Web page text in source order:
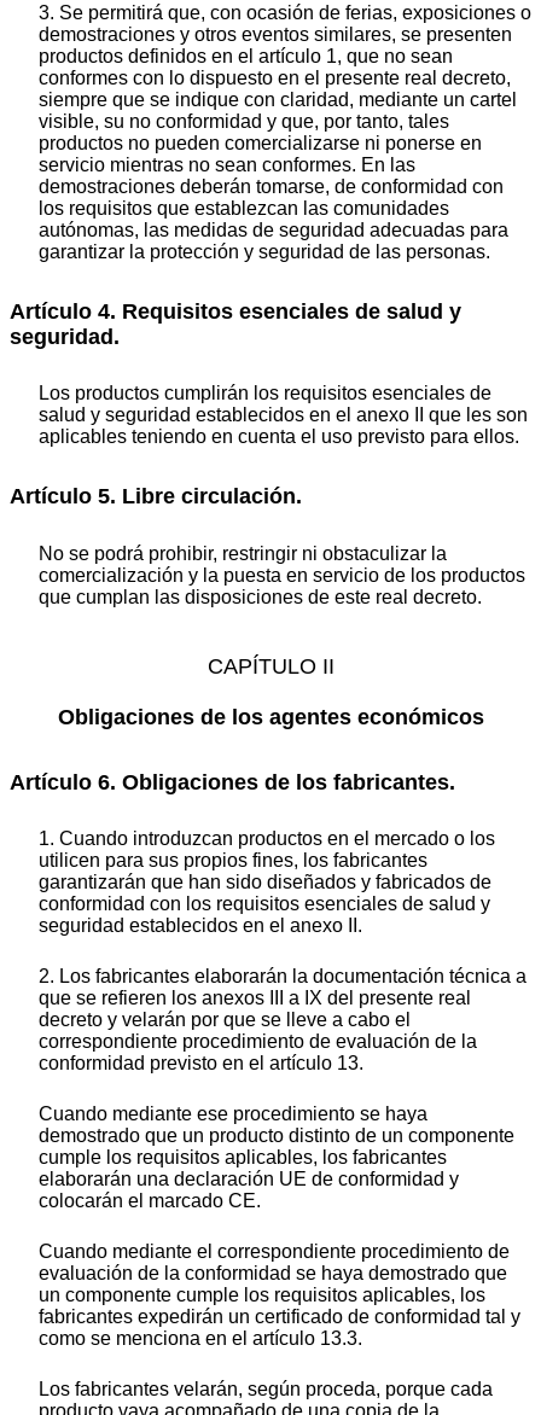
3. Se permitirá que, con ocasión de ferias, exposiciones o
demostraciones y otros eventos similares, se presenten
productos definidos en el artículo 1, que no sean
conformes con lo dispuesto en el presente real decreto,
siempre que se indique con claridad, mediante un cartel
visible, su no conformidad y que, por tanto, tales
productos no pueden comercializarse ni ponerse en
servicio mientras no sean conformes. En las
demostraciones deberán tomarse, de conformidad con
los requisitos que establezcan las comunidades
autónomas, las medidas de seguridad adecuadas para
garantizar la protección y seguridad de las personas.
Artículo 4. Requisitos esenciales de salud y
seguridad.
Los productos cumplirán los requisitos esenciales de
salud y seguridad establecidos en el anexo II que les son
aplicables teniendo en cuenta el uso previsto para ellos.
Artículo 5. Libre circulación.
No se podrá prohibir, restringir ni obstaculizar la
comercialización y la puesta en servicio de los productos
que cumplan las disposiciones de este real decreto.
CAPÍTULO II
Obligaciones de los agentes económicos
Artículo 6. Obligaciones de los fabricantes.
1. Cuando introduzcan productos en el mercado o los
utilicen para sus propios fines, los fabricantes
garantizarán que han sido diseñados y fabricados de
conformidad con los requisitos esenciales de salud y
seguridad establecidos en el anexo II.
2. Los fabricantes elaborarán la documentación técnica a
que se refieren los anexos III a IX del presente real
decreto y velarán por que se lleve a cabo el
correspondiente procedimiento de evaluación de la
conformidad previsto en el artículo 13.
Cuando mediante ese procedimiento se haya
demostrado que un producto distinto de un componente
cumple los requisitos aplicables, los fabricantes
elaborarán una declaración UE de conformidad y
colocarán el marcado CE.
Cuando mediante el correspondiente procedimiento de
evaluación de la conformidad se haya demostrado que
un componente cumple los requisitos aplicables, los
fabricantes expedirán un certificado de conformidad tal y
como se menciona en el artículo 13.3.
Los fabricantes velarán, según proceda, porque cada